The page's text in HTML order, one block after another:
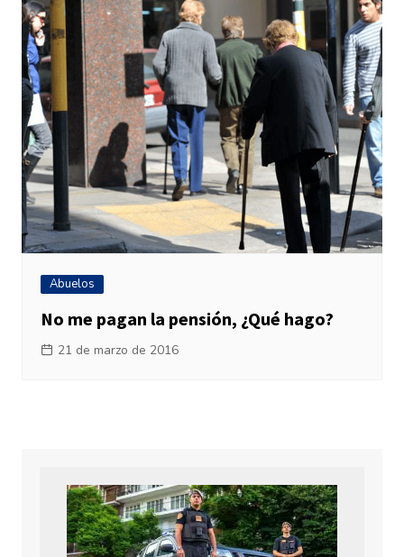
Abuelos
No me pagan la pensión, ¿Qué hago?
21 de marzo de 2016